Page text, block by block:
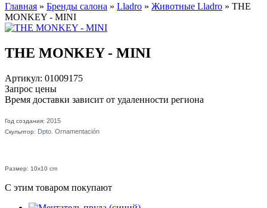
Главная » Бренды салона » Lladro » Животные Lladro » THE
MONKEY - MINI
THE MONKEY - MINI
Артикул: 01009175
Запрос цены
Время доставки зависит от удаленности региона
Год создания: 2015
Скульптор: Dpto. Ornamentación
Размер: 10x10 cm
С этим товаром покупают